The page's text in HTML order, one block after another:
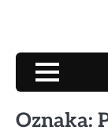
Oznaka: